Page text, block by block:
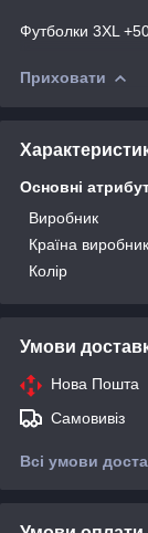
Футболки 3XL +50
Приховати
Основні
Виробник
Країна виробник
Колір
Умови
Нова Пошта
Самовивіз
Всі умови